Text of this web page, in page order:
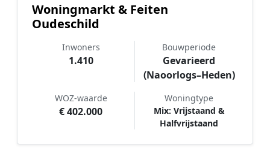
Woningmarkt & Feiten
Oudeschild
Inwoners
1.410
Bouwperiode
Gevarieerd
(Naoorlogs–Heden)
WOZ-waarde
€ 402.000
Woningtype
Mix: Vrijstaand &
Halfvrijstaand